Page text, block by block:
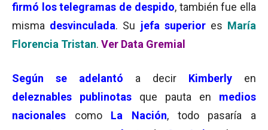
firmó los telegramas de despido, también fue ella
misma desvinculada. Su jefa superior es María
Florencia Tristan. Ver Data Gremial
Según se adelantó a decir Kimberly
en
deleznables publinotas
que pauta en medios
nacionales como La Nación, todo pasaría a